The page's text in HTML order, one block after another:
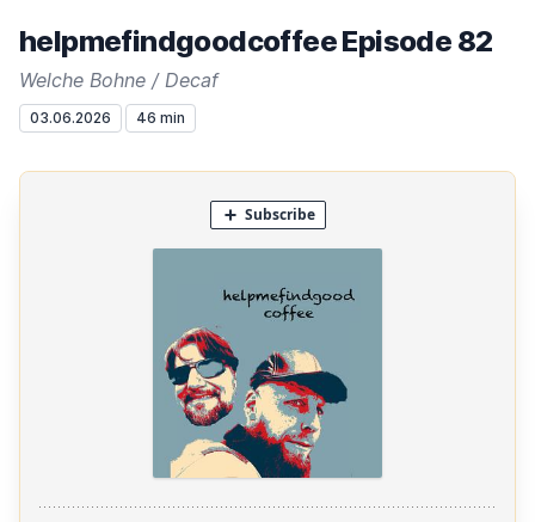
helpmefindgoodcoffee Episode 82
Welche Bohne / Decaf
03.06.2026 46 min